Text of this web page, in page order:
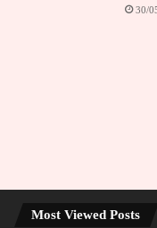
30/
Most Viewed Posts